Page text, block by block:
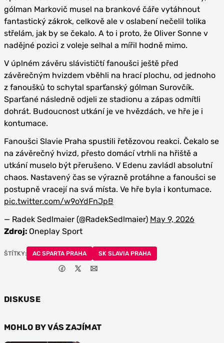
gólman Markovič musel na brankové čáře vytáhnout
fantastický zákrok, celkově ale v oslabení nečelil tolika
střelám, jak by se čekalo. A to i proto, že Oliver Sonne v
nadějné pozici z voleje selhal a mířil hodně mimo.
V úplném závěru slávističtí fanoušci ještě před
závěrečným hvizdem vběhli na hrací plochu, od jednoho
z fanoušků to schytal sparťanský gólman Surovčík.
Sparťané následně odjeli ze stadionu a zápas odmítli
dohrát. Budoucnost utkání je ve hvězdách, ve hře je i
kontumace.
Fanoušci Slavie Praha spustili řetězovou reakci. Čekalo se
na závěrečný hvizd, přesto domácí vtrhli na hřiště a
utkání muselo být přerušeno. V Edenu zavládl absolutní
chaos. Nastavený čas se výrazně protáhne a fanoušci se
postupně vracejí na svá místa. Ve hře byla i kontumace.
pic.twitter.com/w9oYdFnJpB
— Radek Sedlmaier (@RadekSedlmaier) May 9, 2026
Zdroj: Oneplay Sport
ŠTÍTKY: AC SPARTA PRAHA SK SLAVIA PRAHA
DISKUSE
MOHLO BY VÁS ZAJÍMAT